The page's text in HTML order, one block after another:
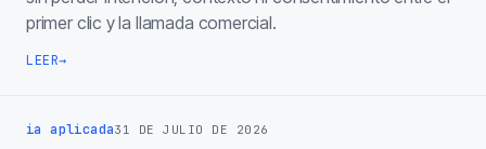
primer clic y la llamada comercial.
LEER→
ia aplicada31 DE JULIO DE 2026